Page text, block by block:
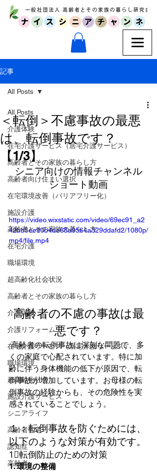
記事
All Posts
介護体験
在宅介護サービス（居宅介護サービス）
高齢者とその家族の暮らし方
高齢者向け住まい選択
在宅環境改善（バリアフリー化）
施設介護
高齢者とその家族の暮らし方
在宅介護
職場環境
超高齢化社会状況
高齢者とその家族の暮らし方
介護保険
介護リフォーム
在宅介護サービス（居宅介護サービス）
職場環境
超高齢化社会
施設介護サービス
シニアライフ
高齢者住宅
認知症
高齢者
All Posts
＜転倒＞不慮事故の最悪
は、転倒事故です？
【1/3】
シニア向けの情報チャンネル
ショート動画
https://video.wixstatic.com/video/69ec91_a2
42bb5ee90b4de68a9564a329ddafd2/1080p/
mp4/file.mp4
高齢者の不慮の事故は最
悪です？
高齢者の転倒事故は深刻な問題で、多
くの家庭で心配されています。特に加
齢に伴う身体機能の低下が原因で、転
倒事故が増加しています。お母様の転
倒事故の経験からも、その危険性を実
感されていることでしょう。
１：転倒事故を防ぐためには、
以下のような対策が有効です。
1⃣転倒防止のための対策
1. 環境の整備